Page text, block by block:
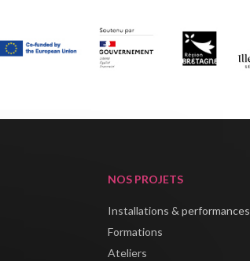
NOS PROJETS
Installations & performances
Formations
Ateliers